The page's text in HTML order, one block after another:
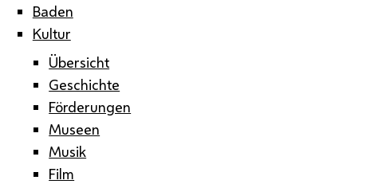
Baden
Kultur
Übersicht
Geschichte
Förderungen
Museen
Musik
Film